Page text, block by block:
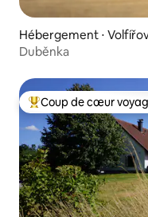
Hébergement ⋅
Duběnka
Coups de cœur
Coup de cœur